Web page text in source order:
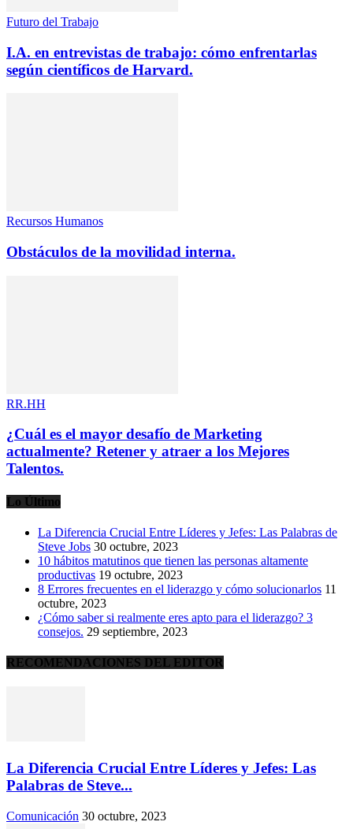
Futuro del Trabajo
I.A. en entrevistas de trabajo: cómo enfrentarlas
según científicos de Harvard.
Recursos Humanos
Obstáculos de la movilidad interna.
RR.HH
¿Cuál es el mayor desafío de Marketing
actualmente? Retener y atraer a los Mejores
Talentos.
Lo Último
La Diferencia Crucial Entre Líderes y Jefes: Las Palabras de
Steve Jobs 30 octubre, 2023
10 hábitos matutinos que tienen las personas altamente
productivas 19 octubre, 2023
8 Errores frecuentes en el liderazgo y cómo solucionarlos 11
octubre, 2023
¿Cómo saber si realmente eres apto para el liderazgo? 3
consejos. 29 septiembre, 2023
RECOMENDACIONES DEL EDITOR
La Diferencia Crucial Entre Líderes y Jefes: Las
Palabras de Steve...
Comunicación 30 octubre, 2023